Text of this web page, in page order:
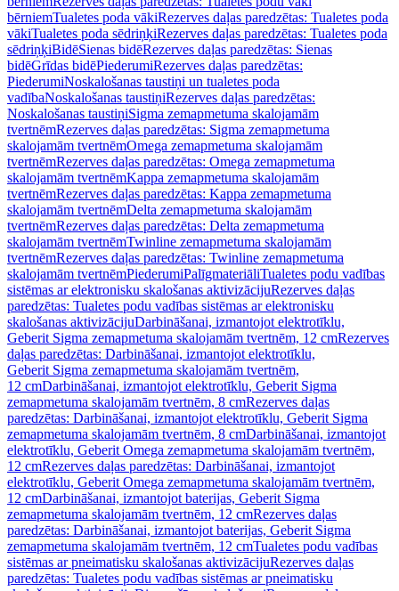
bērniemTualetes poda vākiRezerves daļas paredzētas: Tualetes poda
vākiTualetes poda sēdriņķiRezerves daļas paredzētas: Tualetes poda
sēdriņķiBidēSienas bidēRezerves daļas paredzētas: Sienas
bidēGrīdas bidēPiederumiRezerves daļas paredzētas:
PiederumiNoskalošanas taustiņi un tualetes poda
vadībaNoskalošanas taustiņiRezerves daļas paredzētas:
Noskalošanas taustiņiSigma zemapmetuma skalojamām
tvertnēmRezerves daļas paredzētas: Sigma zemapmetuma
skalojamām tvertnēmOmega zemapmetuma skalojamām
tvertnēmRezerves daļas paredzētas: Omega zemapmetuma
skalojamām tvertnēmKappa zemapmetuma skalojamām
tvertnēmRezerves daļas paredzētas: Kappa zemapmetuma
skalojamām tvertnēmDelta zemapmetuma skalojamām
tvertnēmRezerves daļas paredzētas: Delta zemapmetuma
skalojamām tvertnēmTwinline zemapmetuma skalojamām
tvertnēmRezerves daļas paredzētas: Twinline zemapmetuma
skalojamām tvertnēmPiederumiPalīgmateriāliTualetes podu vadības
sistēmas ar elektronisku skalošanas aktivizācijuRezerves daļas
paredzētas: Tualetes podu vadības sistēmas ar elektronisku
skalošanas aktivizācijuDarbināšanai, izmantojot elektrotīklu,
Geberit Sigma zemapmetuma skalojamām tvertnēm, 12 cmRezerves
daļas paredzētas: Darbināšanai, izmantojot elektrotīklu,
Geberit Sigma zemapmetuma skalojamām tvertnēm,
12 cmDarbināšanai, izmantojot elektrotīklu, Geberit Sigma
zemapmetuma skalojamām tvertnēm, 8 cmRezerves daļas
paredzētas: Darbināšanai, izmantojot elektrotīklu, Geberit Sigma
zemapmetuma skalojamām tvertnēm, 8 cmDarbināšanai, izmantojot
elektrotīklu, Geberit Omega zemapmetuma skalojamām tvertnēm,
12 cmRezerves daļas paredzētas: Darbināšanai, izmantojot
elektrotīklu, Geberit Omega zemapmetuma skalojamām tvertnēm,
12 cmDarbināšanai, izmantojot baterijas, Geberit Sigma
zemapmetuma skalojamām tvertnēm, 12 cmRezerves daļas
paredzētas: Darbināšanai, izmantojot baterijas, Geberit Sigma
zemapmetuma skalojamām tvertnēm, 12 cmTualetes podu vadības
sistēmas ar pneimatisku skalošanas aktivizācijuRezerves daļas
paredzētas: Tualetes podu vadības sistēmas ar pneimatisku